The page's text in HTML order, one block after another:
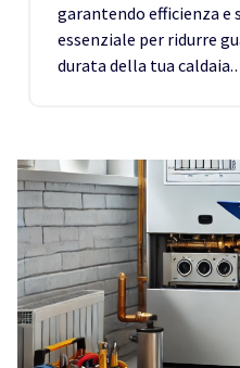
garantendo efficienza e
essenziale per ridurre
durata della tua